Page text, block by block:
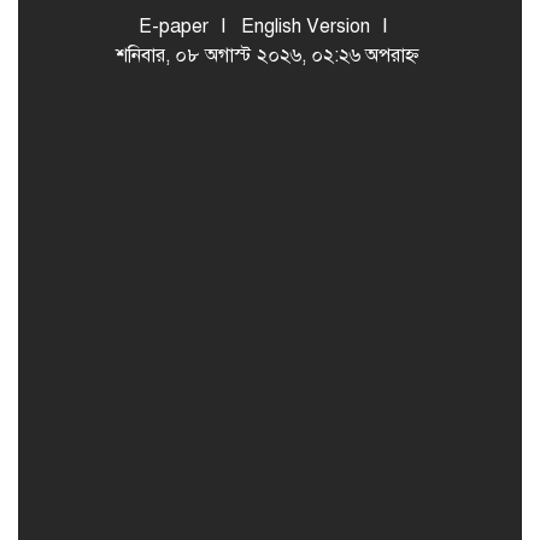
E-paper
English Version
শনিবার, ০৮ অগাস্ট ২০২৬, ০২:২৬ অপরাহ্ন